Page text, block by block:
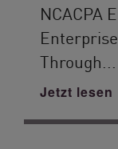
NCACPA
Through...
Jetzt lesen